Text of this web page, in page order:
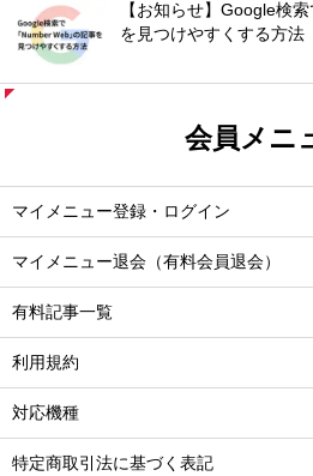
【お知らせ】Google検
を見つけやすくする方法
会員メニ
マイメニュー登録・ログイン
マイメニュー退会（有料会員退会）
有料記事一覧
利用規約
対応機種
特定商取引法に基づく表記